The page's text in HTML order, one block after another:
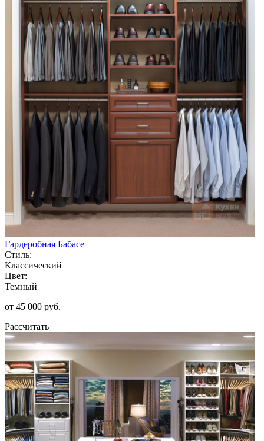
Гардеробная Бабасе
Стиль:
Классический
Цвет:
Темный
от 45 000 руб.
Рассчитать